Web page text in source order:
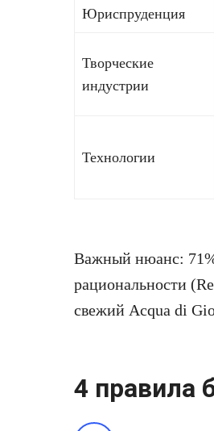
Юриспруденция
Творческие
индустрии
Технологии
Важный нюанс:
рациональности
свежий Acqua di
4 правила